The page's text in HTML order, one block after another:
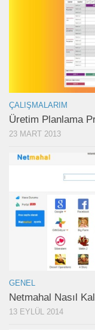
ÇALIŞMALARIM
Üretim Planlama
23 MART 2013
GENEL
Netmahal Nasıl
13 EYLÜL 2014